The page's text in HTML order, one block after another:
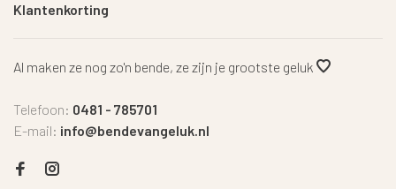
Klantenkorting
Al maken ze nog zo'n bende, ze zijn je grootste geluk
Telefoon: 0481 - 785701
E-mail: info@bendevangeluk.nl